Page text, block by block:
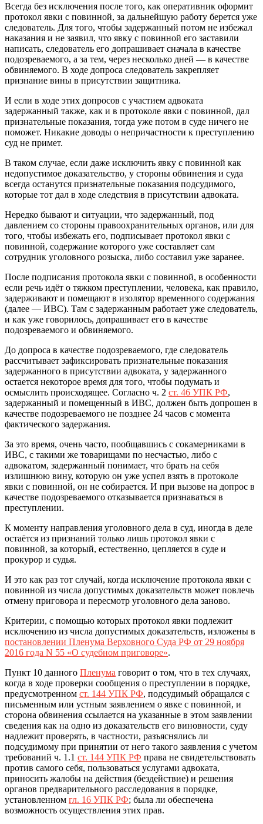
Всегда без исключения после того, как оперативник оформит
протокол явки с повинной, за дальнейшую работу берется уже
следователь. Для того, чтобы задержанный потом не избежал
наказания и не заявил, что явку с повинной его заставили
написать, следователь его допрашивает сначала в качестве
подозреваемого, а за тем, через несколько дней — в качестве
обвиняемого. В ходе допроса следователь закрепляет
признание вины в присутствии защитника.
И если в ходе этих допросов с участием адвоката
задержанный также, как и в протоколе явки с повинной, дал
признательные показания, тогда уже потом в суде ничего не
поможет. Никакие доводы о непричастности к преступлению
суд не примет.
В таком случае, если даже исключить явку с повинной как
недопустимое доказательство, у стороны обвинения и суда
всегда останутся признательные показания подсудимого,
которые тот дал в ходе следствия в присутствии адвоката.
Нередко бывают и ситуации, что задержанный, под
давлением со стороны правоохранительных органов, или для
того, чтобы избежать его, подписывает протокол явки с
повинной, содержание которого уже составляет сам
сотрудник уголовного розыска, либо составил уже заранее.
После подписания протокола явки с повинной, в особенности
если речь идёт о тяжком преступлении, человека, как правило,
задерживают и помещают в изолятор временного содержания
(далее — ИВС). Там с задержанным работает уже следователь,
и как уже говорилось, допрашивает его в качестве
подозреваемого и обвиняемого.
До допроса в качестве подозреваемого, где следователь
рассчитывает зафиксировать признательные показания
задержанного в присутствии адвоката, у задержанного
остается некоторое время для того, чтобы подумать и
осмыслить происходящее. Согласно ч. 2 ст. 46 УПК РФ,
задержанный и помещенный в ИВС, должен быть допрошен в
качестве подозреваемого не позднее 24 часов с момента
фактического задержания.
За это время, очень часто, пообщавшись с сокамерниками в
ИВС, с такими же товарищами по несчастью, либо с
адвокатом, задержанный понимает, что брать на себя
излишнюю вину, которую он уже успел взять в протоколе
явки с повинной, он не собирается. И при вызове на допрос в
качестве подозреваемого отказывается признаваться в
преступлении.
К моменту направления уголовного дела в суд, иногда в деле
остаётся из признаний только лишь протокол явки с
повинной, за который, естественно, цепляется в суде и
прокурор и судья.
И это как раз тот случай, когда исключение протокола явки с
повинной из числа допустимых доказательств может повлечь
отмену приговора и пересмотр уголовного дела заново.
Критерии, с помощью которых протокол явки подлежит
исключению из числа допустимых доказательств, изложены в
постановлении Пленума Верховного Суда РФ от 29 ноября
2016 года N 55 «О судебном приговоре».
Пункт 10 данного Пленума говорит о том, что в тех случаях,
когда в ходе проверки сообщения о преступлении в порядке,
предусмотренном ст. 144 УПК РФ, подсудимый обращался с
письменным или устным заявлением о явке с повинной, и
сторона обвинения ссылается на указанные в этом заявлении
сведения как на одно из доказательств его виновности, суду
надлежит проверять, в частности, разъяснялись ли
подсудимому при принятии от него такого заявления с учетом
требований ч. 1.1 ст. 144 УПК РФ права не свидетельствовать
против самого себя, пользоваться услугами адвоката,
приносить жалобы на действия (бездействие) и решения
органов предварительного расследования в порядке,
установленном гл. 16 УПК РФ; была ли обеспечена
возможность осуществления этих прав.